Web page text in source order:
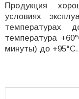
Продукция
условиях
температурах
температура
минуты) до +95°C.